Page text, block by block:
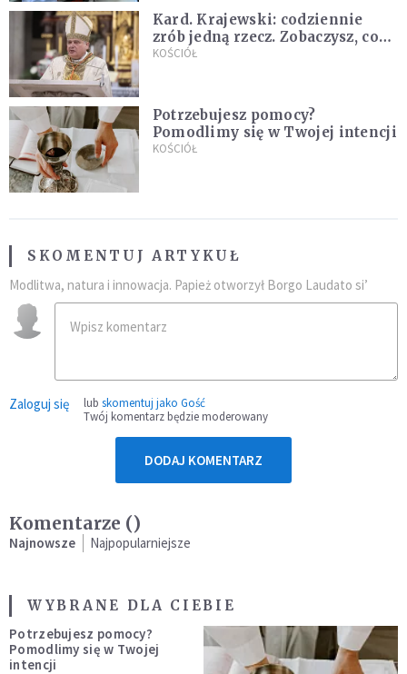
Kard. Krajewski: codziennie
zrób jedną rzecz. Zobaczysz, co
stanie się z twoim życiem
KOŚCIÓŁ
Potrzebujesz pomocy?
Pomodlimy się w Twojej intencji
KOŚCIÓŁ
SKOMENTUJ ARTYKUŁ
Modlitwa, natura i innowacja. Papież otworzył Borgo Laudato si’
Zaloguj się lub skomentuj jako Gość
Twój komentarz będzie moderowany
DODAJ KOMENTARZ
Komentarze ()
Najnowsze Najpopularniejsze
WYBRANE DLA CIEBIE
Potrzebujesz pomocy?
Pomodlimy się w Twojej
intencji